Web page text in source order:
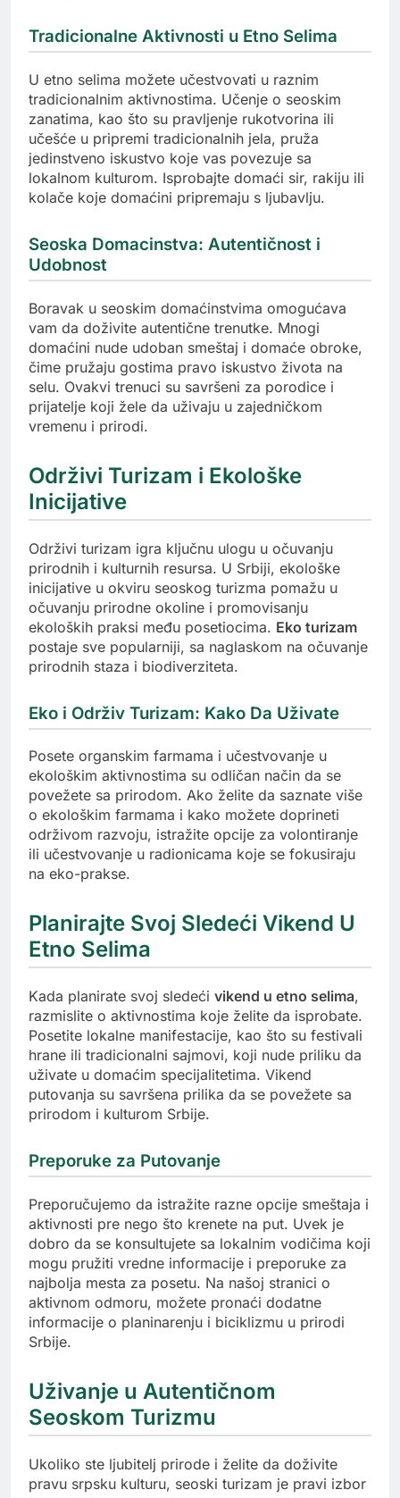
Tradicionalne Aktivnosti u Etno Selima
U etno selima možete učestvovati u raznim
tradicionalnim aktivnostima. Učenje o seoskim
zanatima, kao što su pravljenje rukotvorina ili
učešće u pripremi tradicionalnih jela, pruža
jedinstveno iskustvo koje vas povezuje sa
lokalnom kulturom. Isprobajte domaći sir, rakiju ili
kolače koje domaćini pripremaju s ljubavlju.
Seoska Domacinstva: Autentičnost i
Udobnost
Boravak u seoskim domaćinstvima omogućava
vam da doživite autentične trenutke. Mnogi
domaćini nude udoban smeštaj i domaće obroke,
čime pružaju gostima pravo iskustvo života na
selu. Ovakvi trenuci su savršeni za porodice i
prijatelje koji žele da uživaju u zajedničkom
vremenu i prirodi.
Održivi Turizam i Ekološke
Inicijative
Održivi turizam igra ključnu ulogu u očuvanju
prirodnih i kulturnih resursa. U Srbiji, ekološke
inicijative u okviru seoskog turizma pomažu u
očuvanju prirodne okoline i promovisanju
ekoloških praksi među posetiocima. Eko turizam
postaje sve popularniji, sa naglaskom na očuvanje
prirodnih staza i biodiverziteta.
Eko i Održiv Turizam: Kako Da Uživate
Posete organskim farmama i učestvovanje u
ekološkim aktivnostima su odličan način da se
povežete sa prirodom. Ako želite da saznate više
o ekološkim farmama i kako možete doprineti
održivom razvoju, istražite opcije za volontiranje
ili učestvovanje u radionicama koje se fokusiraju
na eko-prakse.
Planirajte Svoj Sledeći Vikend U
Etno Selima
Kada planirate svoj sledeći vikend u etno selima,
razmislite o aktivnostima koje želite da isprobate.
Posetite lokalne manifestacije, kao što su festivali
hrane ili tradicionalni sajmovi, koji nude priliku da
uživate u domaćim specijalitetima. Vikend
putovanja su savršena prilika da se povežete sa
prirodom i kulturom Srbije.
Preporuke za Putovanje
Preporučujemo da istražite razne opcije smeštaja i
aktivnosti pre nego što krenete na put. Uvek je
dobro da se konsultujete sa lokalnim vodičima koji
mogu pružiti vredne informacije i preporuke za
najbolja mesta za posetu. Na našoj stranici o
aktivnom odmoru, možete pronaći dodatne
informacije o planinarenju i biciklizmu u prirodi
Srbije.
Uživanje u Autentičnom
Seoskom Turizmu
Ukoliko ste ljubitelj prirode i želite da doživite
pravu srpsku kulturu, seoski turizam je pravi izbor